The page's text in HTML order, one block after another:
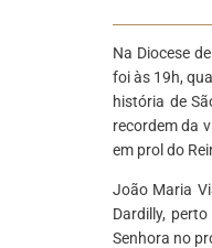
Na Diocese
foi às 19h,
história de
recordem da
em prol do
João Maria
Dardilly,
Senhora no